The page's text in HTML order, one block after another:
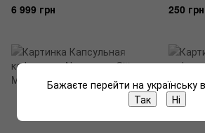
6 999 грн 250 грн
Бажаєте перейти на українську
Так
Ні